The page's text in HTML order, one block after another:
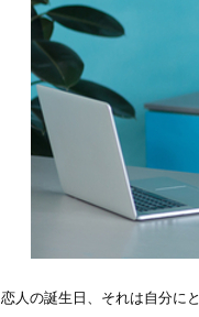
恋人の誕生日、それは自分に